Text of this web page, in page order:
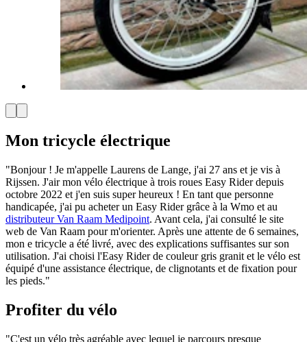
Mon tricycle électrique
"Bonjour ! Je m'appelle Laurens de Lange, j'ai 27 ans et je vis à
Rijssen. J'air mon vélo électrique à trois roues Easy Rider depuis
octobre 2022 et j'en suis super heureux ! En tant que personne
handicapée, j'ai pu acheter un Easy Rider grâce à la Wmo et au
distributeur Van Raam Medipoint. Avant cela, j'ai consulté le site
web de Van Raam pour m'orienter. Après une attente de 6 semaines,
mon e tricycle a été livré, avec des explications suffisantes sur son
utilisation. J'ai choisi l'Easy Rider de couleur gris granit et le vélo est
équipé d'une assistance électrique, de clignotants et de fixation pour
les pieds."
Profiter du vélo
"C'est un vélo très agréable avec lequel je parcours presque